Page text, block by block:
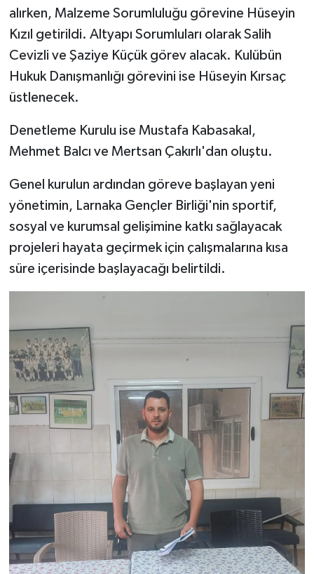
alırken, Malzeme Sorumluluğu görevine Hüseyin
Kızıl getirildi. Altyapı Sorumluları olarak Salih
Cevizli ve Şaziye Küçük görev alacak. Kulübün
Hukuk Danışmanlığı görevini ise Hüseyin Kırsaç
üstlenecek.
Denetleme Kurulu ise Mustafa Kabasakal,
Mehmet Balcı ve Mertsan Çakırlı'dan oluştu.
Genel kurulun ardından göreve başlayan yeni
yönetimin, Larnaka Gençler Birliği'nin sportif,
sosyal ve kurumsal gelişimine katkı sağlayacak
projeleri hayata geçirmek için çalışmalarına kısa
süre içerisinde başlayacağı belirtildi.